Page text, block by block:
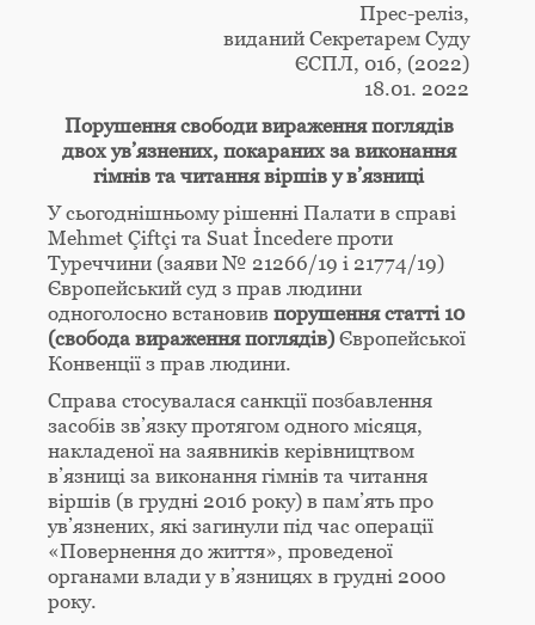
Прес-реліз,
виданий Секретарем Суду
ЄСПЛ, 016, (2022)
18.01. 2022
Порушення свободи вираження поглядів
двох ув’язнених, покараних за виконання
гімнів та читання віршів у в’язниці
У сьогоднішньому рішенні Палати в справі
Mehmet Çiftçi та Suat İncedere проти
Туреччини (заяви № 21266/19 і 21774/19)
Європейський суд з прав людини
одноголосно встановив порушення статті 10
(свобода вираження поглядів) Європейської
Конвенції з прав людини.
Справа стосувалася санкції позбавлення
засобів зв’язку протягом одного місяця,
накладеної на заявників керівництвом
в’язниці за виконання гімнів та читання
віршів (в грудні 2016 року) в пам’ять про
ув’язнених, які загинули під час операції
«Повернення до життя», проведеної
органами влади у в’язницях в грудні 2000
року.